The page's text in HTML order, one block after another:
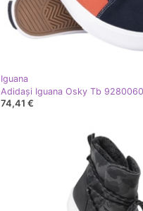
Iguana
74,41 €